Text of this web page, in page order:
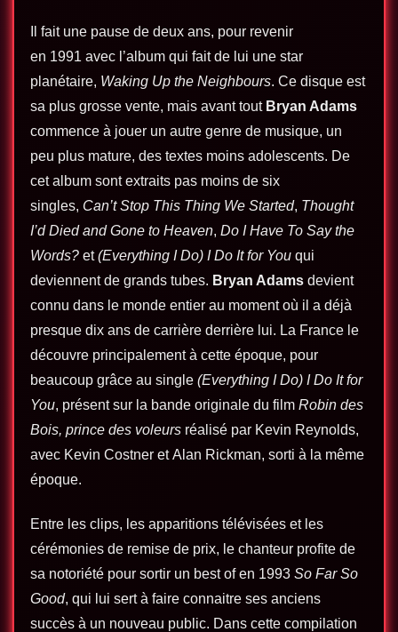
Il fait une pause de deux ans, pour revenir
en 1991 avec l’album qui fait de lui une star
planétaire, Waking Up the Neighbours. Ce disque est
sa plus grosse vente, mais avant tout Bryan Adams
commence à jouer un autre genre de musique, un
peu plus mature, des textes moins adolescents. De
cet album sont extraits pas moins de six
singles, Can’t Stop This Thing We Started, Thought
I’d Died and Gone to Heaven, Do I Have To Say the
Words? et(Everything I Do) I Do It for You qui
deviennent de grands tubes. Bryan Adams devient
connu dans le monde entier au moment où il a déjà
presque dix ans de carrière derrière lui. La France le
découvre principalement à cette époque, pour
beaucoup grâce au single (Everything I Do) I Do It for
You, présent sur la bande originale du film Robin des
Bois, prince des voleurs réalisé par Kevin Reynolds,
avec Kevin Costner et Alan Rickman, sorti à la même
époque.
Entre les clips, les apparitions télévisées et les
cérémonies de remise de prix, le chanteur profite de
sa notoriété pour sortir un best of en 1993 So Far So
Good, qui lui sert à faire connaitre ses anciens
succès à un nouveau public. Dans cette compilation